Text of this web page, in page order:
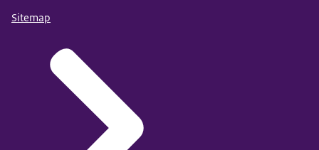
Sitemap